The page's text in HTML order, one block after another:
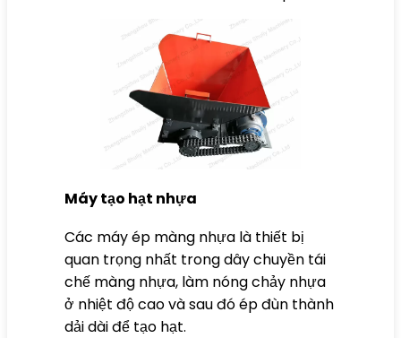
Máy tạo hạt nhựa
Các máy ép màng nhựa là thiết bị
quan trọng nhất trong dây chuyền tái
chế màng nhựa, làm nóng chảy nhựa
ở nhiệt độ cao và sau đó ép đùn thành
dải dài để tạo hạt.